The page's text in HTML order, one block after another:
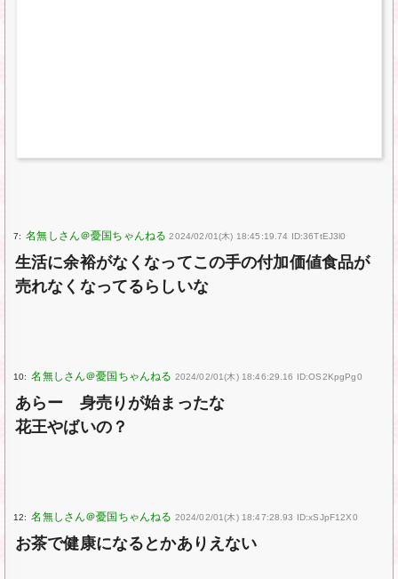
7: 2024/02/01(木) 18:45:19.74 ID:36TtEJ3l0
生活に余裕がなくなってこの手の付加価値食品が
売れなくなってるらしいな
10: 2024/02/01(木) 18:46:29.16 ID:OS2KpgPg0
あらー 身売りが始まったな
花王やばいの？
12: 2024/02/01(木) 18:47:28.93 ID:xSJpF12X0
お茶で健康になるとかありえない